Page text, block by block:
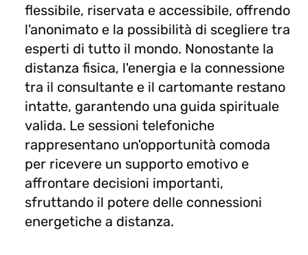
flessibile, riservata e accessibile, offrendo
l'anonimato e la possibilità di scegliere tra
esperti di tutto il mondo. Nonostante la
distanza fisica, l'energia e la connessione
tra il consultante e il cartomante restano
intatte, garantendo una guida spirituale
valida. Le sessioni telefoniche
rappresentano un'opportunità comoda
per ricevere un supporto emotivo e
affrontare decisioni importanti,
sfruttando il potere delle connessioni
energetiche a distanza.